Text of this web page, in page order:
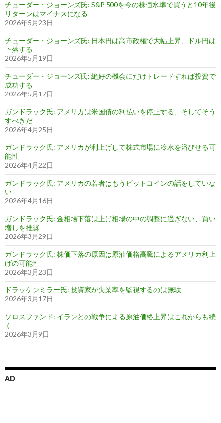
チューダー・ジョーンズ氏: S&P 500を今の株価水準で買うと10年後
リターンはマイナスになる
2026年5月23日
チューダー・ジョーンズ氏: 日本円は高市政権で大幅上昇、ドル円は
下落する
2026年5月19日
チューダー・ジョーンズ氏: 絶好の機会にだけトレードすれば投資で
成功する
2026年5月17日
ガンドラック氏: アメリカは米国債の利払いを停止する、そしてそう
すべきだ
2026年4月25日
ガンドラック氏: アメリカが利上げして株式市場に冷水を浴びせる可
能性
2026年4月22日
ガンドラック氏: アメリカの若者はもうビットコインの話をしていな
い
2026年4月16日
ガンドラック氏: 金相場下落は上げ相場の中の調整に過ぎない、買い
増しを推奨
2026年3月29日
ガンドラック氏: 株価下落の原因は原油価格高騰によるアメリカ利上
げの可能性
2026年3月23日
ドラッケンミラー氏: 投資家が失業率を監視するのは無駄
2026年3月17日
ソロスファンド: イランとの戦争による原油価格上昇はこれからも続
く
2026年3月9日
AD